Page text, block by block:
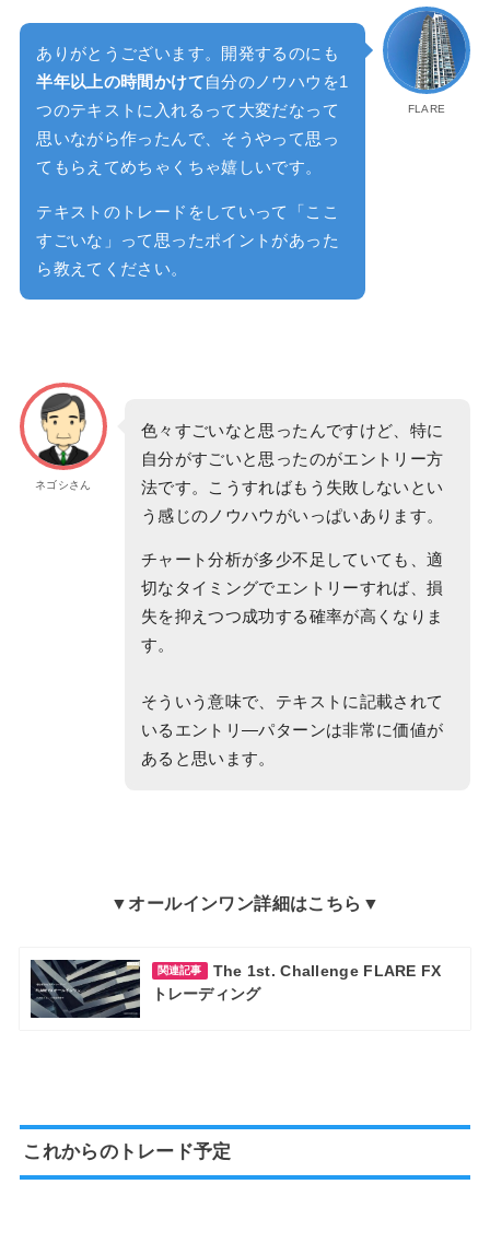
FLARE
ありがとうございます。開発するのにも
半年以上の時間かけて自分のノウハウを1
つのテキストに入れるって大変だなって
思いながら作ったんで、そうやって思っ
てもらえてめちゃくちゃ嬉しいです。
テキストのトレードをしていって「ここ
すごいな」って思ったポイントがあった
ら教えてください。
ネゴシさん
色々すごいなと思ったんですけど、特に
自分がすごいと思ったのがエントリー方
法です。こうすればもう失敗しないとい
う感じのノウハウがいっぱいあります。
チャート分析が多少不足していても、適
切なタイミングでエントリーすれば、損
失を抑えつつ成功する確率が高くなりま
す。
そういう意味で、テキストに記載されて
いるエントリ―パターンは非常に価値が
あると思います。
▼オールインワン詳細はこちら▼
関連記事
The 1st. Challenge FLARE FX
トレーディング
これからのトレード予定